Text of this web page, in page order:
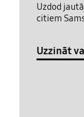
Uzdod
citiem
Uzzināt